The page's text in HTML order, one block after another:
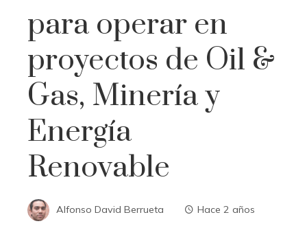
para operar en
proyectos de Oil &
Gas, Minería y
Energía
Renovable
Alfonso David Berrueta Hace 2 años